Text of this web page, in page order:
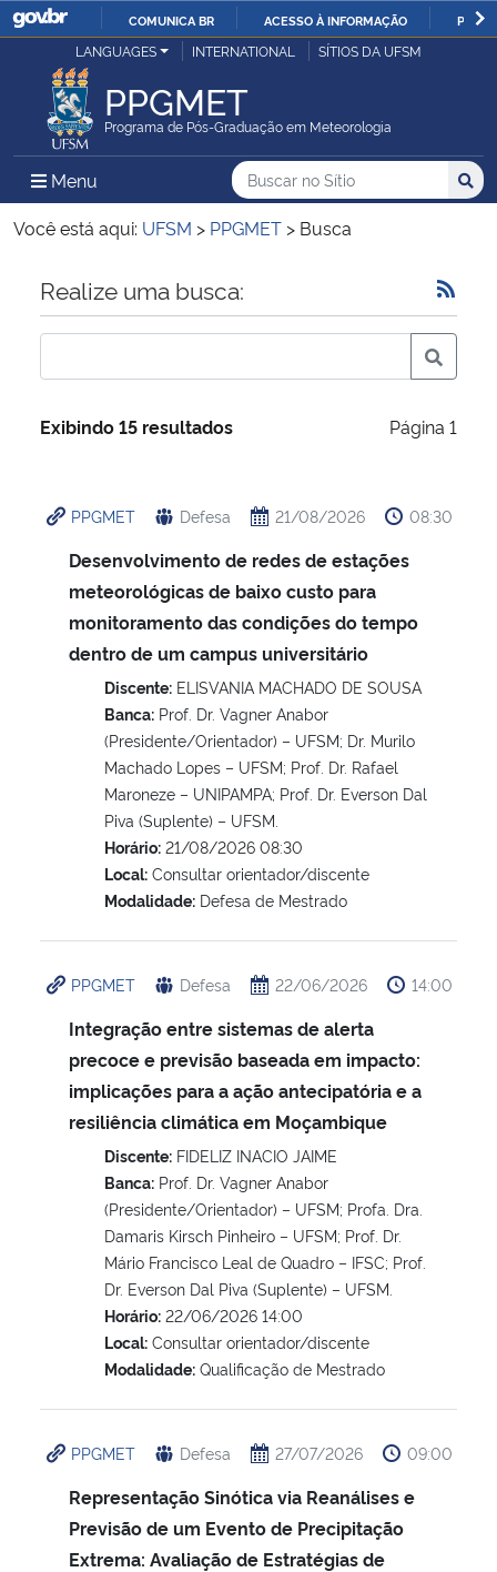
IR
COMUNICA BR ACESSO À INFORMAÇÃO
Ministério da Justiça e Segurança Pública
Ministério da Defesa
Ministério das Relações Exteriores
Ministério da Economia
Ministério da Infraestrutura
Ministério da Cidadania
Ministério de Minas e Energia
Ministério da Ciência, Tecnologia, Inovações e Comunicações
Ministério do Meio Ambiente
Ministério do Desenvolvimento Regional
Ministério da Mulher, da Família e dos Direitos Humanos
Secretaria-Geral
Secretaria de Governo
Gabinete de Segurança Institucional
Advocacia-Geral da União
Banco Central do Brasil
LANGUAGES INTERNATIONAL SÍTIOS DA UFSM
PPGMET
Programa de Pós-Graduação em Meteorologia
Menu Menu Principal do Sítio
Busca
Buscar no no Sítio
Busca:
Você está aqui: UFSM > PPGMET > Busca
Início do conteúdo
Realize uma busca:
Exibindo 15 resultados Página 1
PPGMET Defesa 21/08/2026 08:30
Desenvolvimento de redes de estações
meteorológicas de baixo custo para
monitoramento das condições do tempo
dentro de um campus universitário
Discente: ELISVANIA MACHADO DE SOUSA
Banca: Prof. Dr. Vagner Anabor
(Presidente/Orientador) – UFSM; Dr. Murilo
Machado Lopes – UFSM; Prof. Dr. Rafael
Maroneze – UNIPAMPA; Prof. Dr. Everson Dal
Piva (Suplente) – UFSM.
Horário: 21/08/2026 08:30
Local: Consultar orientador/discente
Modalidade: Defesa de Mestrado
PPGMET Defesa 22/06/2026 14:00
Integração entre sistemas de alerta
precoce e previsão baseada em impacto:
implicações para a ação antecipatória e a
resiliência climática em Moçambique
Discente: FIDELIZ INACIO JAIME
Banca: Prof. Dr. Vagner Anabor
(Presidente/Orientador) – UFSM; Profa. Dra.
Damaris Kirsch Pinheiro – UFSM; Prof. Dr.
Mário Francisco Leal de Quadro – IFSC; Prof.
Dr. Everson Dal Piva (Suplente) – UFSM.
Horário: 22/06/2026 14:00
Local: Consultar orientador/discente
Modalidade: Qualificação de Mestrado
PPGMET Defesa 27/07/2026 09:00
Representação Sinótica via Reanálises e
Previsão de um Evento de Precipitação
Extrema: Avaliação de Estratégias de